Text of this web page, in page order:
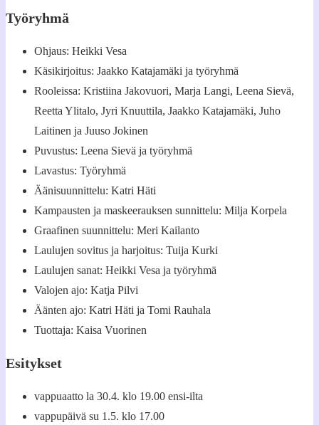
Työryhmä
Ohjaus: Heikki Vesa
Käsikirjoitus: Jaakko Katajamäki ja työryhmä
Rooleissa: Kristiina Jakovuori, Marja Langi, Leena Sievä,
Reetta Ylitalo, Jyri Knuuttila, Jaakko Katajamäki, Juho
Laitinen ja Juuso Jokinen
Puvustus: Leena Sievä ja työryhmä
Lavastus: Työryhmä
Äänisuunnittelu: Katri Häti
Kampausten ja maskeerauksen sunnittelu: Milja Korpela
Graafinen suunnittelu: Meri Kailanto
Laulujen sovitus ja harjoitus: Tuija Kurki
Laulujen sanat: Heikki Vesa ja työryhmä
Valojen ajo: Katja Pilvi
Äänten ajo: Katri Häti ja Tomi Rauhala
Tuottaja: Kaisa Vuorinen
Esitykset
vappuaatto la 30.4. klo 19.00 ensi-ilta
vappupäivä su 1.5. klo 17.00